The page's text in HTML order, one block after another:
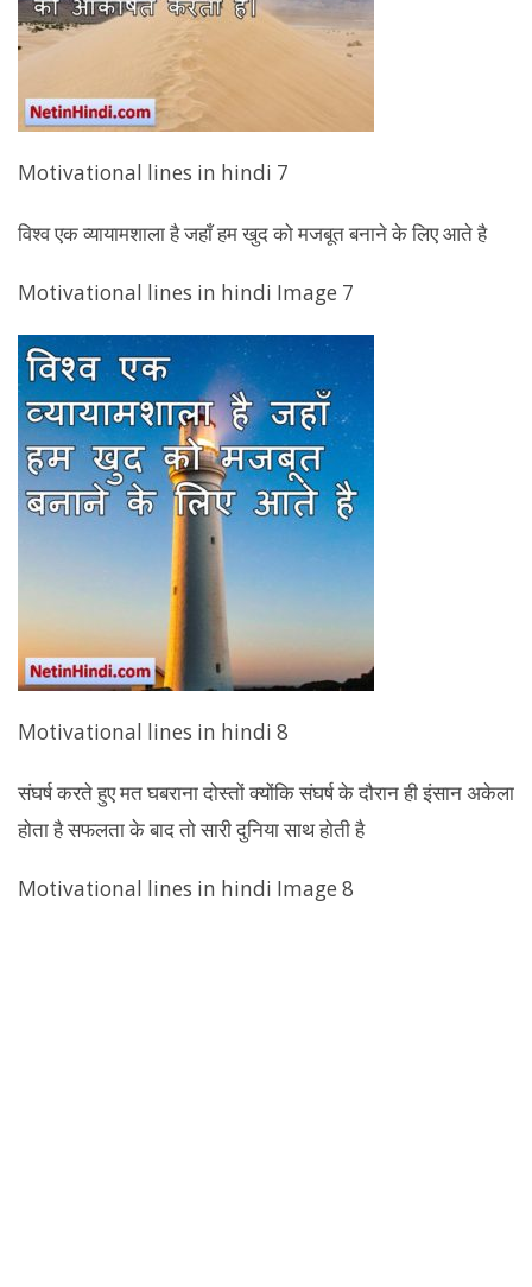
Motivational lines in hindi 7
विश्व एक व्यायामशाला है जहाँ हम खुद को मजबूत बनाने के लिए आते है
Motivational lines in hindi Image 7
Motivational lines in hindi 8
संघर्ष करते हुए मत घबराना दोस्तों क्योंकि संघर्ष के दौरान ही इंसान अकेला
होता है सफलता के बाद तो सारी दुनिया साथ होती है
Motivational lines in hindi Image 8